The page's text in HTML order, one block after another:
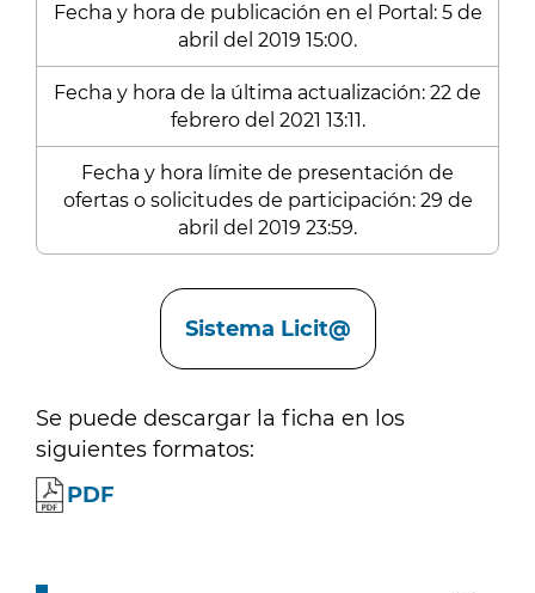
Fecha y hora de publicación en el Portal: 5 de
abril del 2019 15:00.
Fecha y hora de la última actualización: 22 de
febrero del 2021 13:11.
Fecha y hora límite de presentación de
ofertas o solicitudes de participación: 29 de
abril del 2019 23:59.
Sistema Licit@
Se puede descargar la ficha en los
siguientes formatos:
PDF